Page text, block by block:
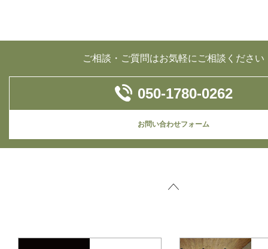
ご相談・ご質問はお気軽にご相談ください
050-1780-0262
お問い合わせフォーム